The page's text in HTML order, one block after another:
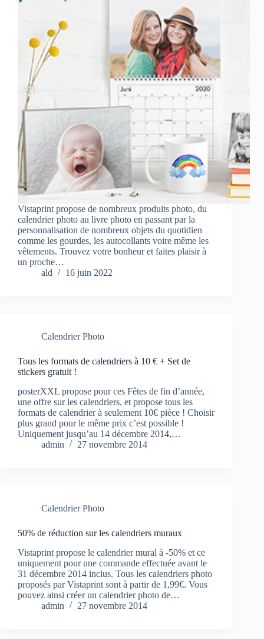
Vistaprint propose de nombreux produits photo, du
calendrier photo au livre photo en passant par la
personnalisation de nombreux objets du quotidien
comme les gourdes, les autocollants voire même les
vêtements. Trouvez votre bonheur et faites plaisir à
un proche…
ald
16 juin 2022
Calendrier Photo
Tous les formats de calendriers à 10 € + Set de
stickers gratuit !
posterXXL propose pour ces Fêtes de fin d’année,
une offre sur les calendriers, et propose tous les
formats de calendrier à seulement 10€ pièce ! Choisir
plus grand pour le même prix c’est possible !
Uniquement jusqu’au 14 décembre 2014,…
admin
27 novembre 2014
Calendrier Photo
50% de réduction sur les calendriers muraux
Vistaprint propose le calendrier mural à -50% et ce
uniquement pour une commande effectuée avant le
31 décembre 2014 inclus. Tous les calendriers photo
proposés par Vistaprint sont à partir de 1,99€. Vous
pouvez ainsi créer un calendrier photo de…
admin
27 novembre 2014